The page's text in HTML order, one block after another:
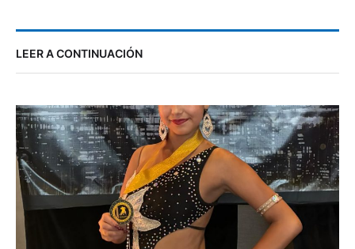
LEER A CONTINUACIÓN